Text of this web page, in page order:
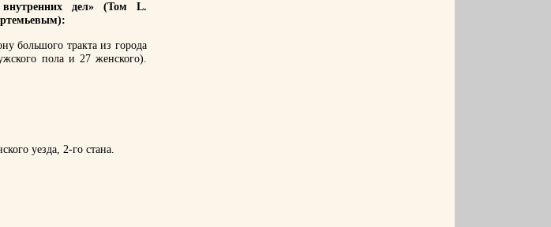
внутренних дел» (Том L.
большого тракта из города
пола и 27 женского).
уезда, 2-го стана.